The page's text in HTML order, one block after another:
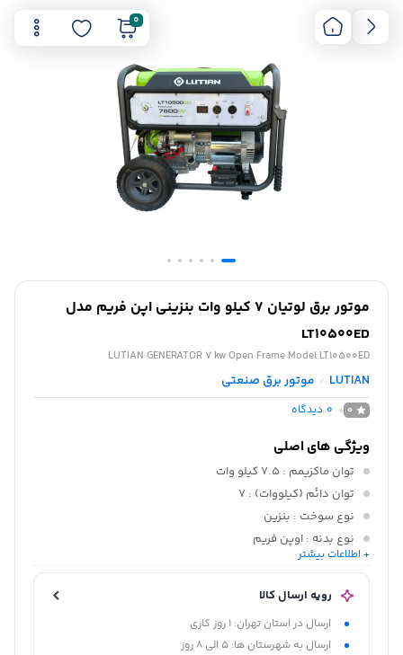
0
موتور برق لوتیان 7 کیلو وات بنزینی اپن فریم مدل
LT10500ED
LUTIAN GENERATOR 7 kw Open Frame Model LT10500ED
LUTIAN
/ موتور برق صنعتی
0
0 دیدگاه
ویژگی های اصلی
توان ماکزیمم : 7.5 کیلو وات
توان دائم (کیلووات) : 7
نوع سوخت : بنزین
نوع بدنه : اوپن فریم
نوع تثبیت ولتاژ
+ اطلاعات بیشتر
رویه ارسال کالا
ارسال در استان تهران: 1 روز کاری
ارسال به شهرستان ها: 5 الی 8 روز